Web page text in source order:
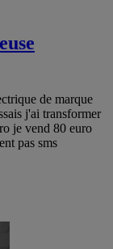
de marque
j'ai transformer
je vend 80 euro
pas sms